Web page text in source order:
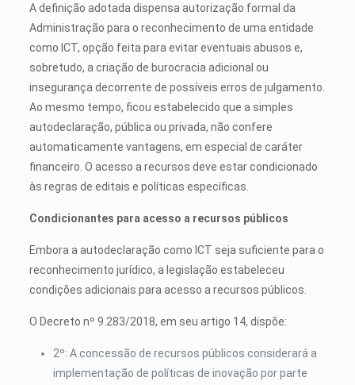
A definição adotada dispensa autorização formal da
Administração para o reconhecimento de uma entidade
como ICT, opção feita para evitar eventuais abusos e,
sobretudo, a criação de burocracia adicional ou
insegurança decorrente de possíveis erros de julgamento.
Ao mesmo tempo, ficou estabelecido que a simples
autodeclaração, pública ou privada, não confere
automaticamente vantagens, em especial de caráter
financeiro. O acesso a recursos deve estar condicionado
às regras de editais e políticas específicas.
Condicionantes para acesso a recursos públicos
Embora a autodeclaração como ICT seja suficiente para o
reconhecimento jurídico, a legislação estabeleceu
condições adicionais para acesso a recursos públicos.
O Decreto nº 9.283/2018, em seu artigo 14, dispõe:
2º: A concessão de recursos públicos considerará a
implementação de políticas de inovação por parte